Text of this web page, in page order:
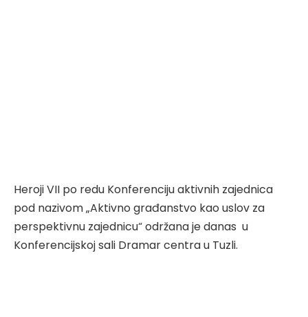
Heroji VII po redu Konferenciju aktivnih zajednica
pod nazivom „Aktivno građanstvo kao uslov za
perspektivnu zajednicu“ održana je danas u
Konferencijskoj sali Dramar centra u Tuzli.